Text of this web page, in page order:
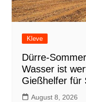
Kleve
Dürre-
Wasser ist
Gießhelfer für
August 8, 2026